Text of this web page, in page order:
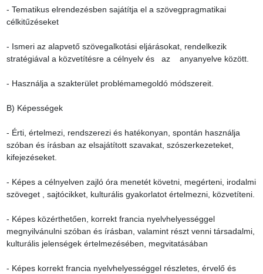
- Tematikus elrendezésben sajátítja el a szövegpragmatikai
célkitűzéseket
- Ismeri az alapvető szövegalkotási eljárásokat, rendelkezik
stratégiával a közvetítésre a célnyelv és   az    anyanyelve között.
- Használja a szakterület problémamegoldó módszereit.
B) Képességek
- Érti, értelmezi, rendszerezi és hatékonyan, spontán használja
szóban és írásban az elsajátított szavakat, szószerkezeteket,
kifejezéseket.
- Képes a célnyelven zajló óra menetét követni, megérteni, irodalmi
szöveget , sajtócikket, kulturális gyakorlatot értelmezni, közvetíteni.
- Képes közérthetően, korrekt francia nyelvhelyességgel
megnyilvánulni szóban és írásban, valamint részt venni társadalmi,
kulturális jelenségek értelmezésében, megvitatásában
- Képes korrekt francia nyelvhelyességgel részletes, érvelő és